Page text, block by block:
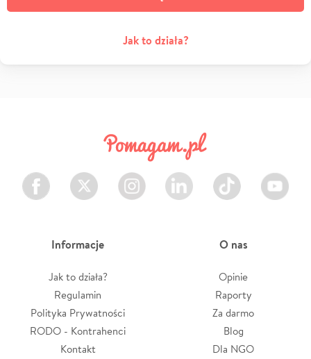
Jak to działa?
Facebook Twitter Instagram LinkedIn TikTok Youtube
Informacje
Jak to działa?
Regulamin
Polityka Prywatności
RODO - Kontrahenci
Kontakt
O nas
Opinie
Raporty
Za darmo
Blog
Dla NGO